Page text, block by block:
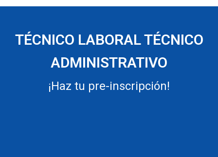
TÉCNICO LABORAL TÉCNICO
ADMINISTRATIVO
¡Haz tu pre-inscripción!